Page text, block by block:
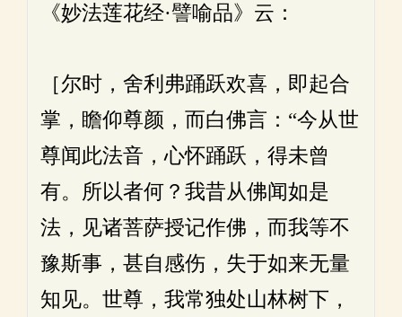
《妙法莲花经·譬喻品》云：
［尔时，舍利弗踊跃欢喜，即起合
掌，瞻仰尊颜，而白佛言：“今从世
尊闻此法音，心怀踊跃，得未曾
有。所以者何？我昔从佛闻如是
法，见诸菩萨授记作佛，而我等不
豫斯事，甚自感伤，失于如来无量
知见。世尊，我常独处山林树下，